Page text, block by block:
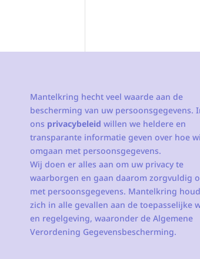
Mantelkring hecht veel waarde aan de
bescherming van uw persoonsgegevens.
ons privacybeleid willen we heldere en
transparante informatie geven over hoe
omgaan met persoonsgegevens.
Wij doen er alles aan om uw privacy te
waarborgen en gaan daarom zorgvuldig
met persoonsgegevens. Mantelkring
zich in alle gevallen aan de toepasselijke
en regelgeving, waaronder de Algemene
Verordening Gegevensbescherming.